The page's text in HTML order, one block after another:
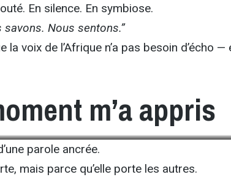
En silence. En symbiose.
savons. Nous sentons.”
la voix de l’Afrique n’a pas besoin d’écho —
m’a appris
Conférence ODESS 2025, Lydie Lecarpentier
parole ancrée.
mais parce qu’elle porte les autres.